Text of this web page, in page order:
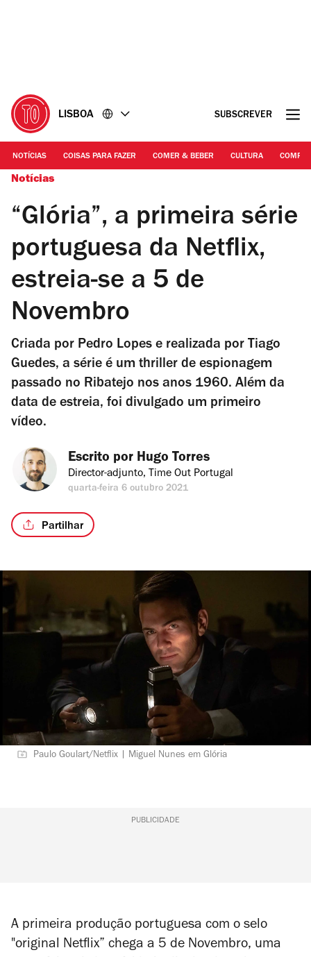
LISBOA SUBSCREVER
NOTÍCIAS COISAS PARA FAZER COMER & BEBER CULTURA
Notícias
“Glória”, a primeira série
portuguesa da Netflix,
estreia-se a 5 de
Novembro
Criada por Pedro Lopes e realizada por Tiago
Guedes, a série é um thriller de espionagem
passado no Ribatejo nos anos 1960. Além da
data de estreia, foi divulgado um primeiro
vídeo.
Escrito por Hugo Torres
Director-adjunto, Time Out Portugal
quarta-feira 6 outubro 2021
Partilhar
Paulo Goulart/Netflix | Miguel Nunes em Glória
PUBLICIDADE
A primeira produção portuguesa com o selo
"original Netflix” chega a 5 de Novembro, uma